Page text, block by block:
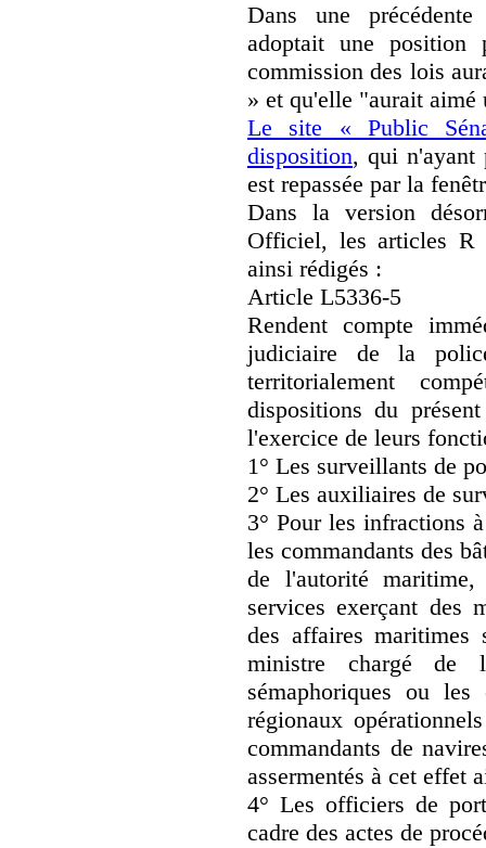
Dans une
adoptait une
commission des lois
» et qu'elle "aurait
Le site « Public
disposition, qui n'ayant
est repassée par la
Dans la version
Officiel, les articles R
ainsi rédigés :
Article L5336-5
Rendent compte
judiciaire de la
territorialement
dispositions du
l'exercice de leurs
1° Les surveillants de
2° Les auxiliaires de
3° Pour les infractions
les commandants des
de l'autorité
services exerçant des
des affaires
ministre chargé de
sémaphoriques ou
régionaux
commandants de
assermentés à cet effet
4° Les officiers de
cadre des actes de